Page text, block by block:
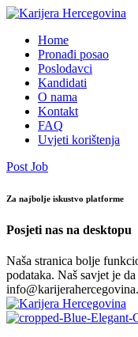
Home
Pronađi posao
Poslodavci
Kandidati
O nama
Kontakt
FAQ
Uvjeti korištenja
Post Job
Za najbolje iskustvo platforme
Posjeti nas na desktopu
Naša stranica bolje
podataka. Naš savjet je